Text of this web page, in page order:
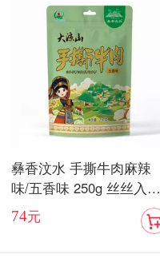
彝香汶水 手撕牛肉麻辣
味/五香味 250g 丝丝入味
入口化渣
74元